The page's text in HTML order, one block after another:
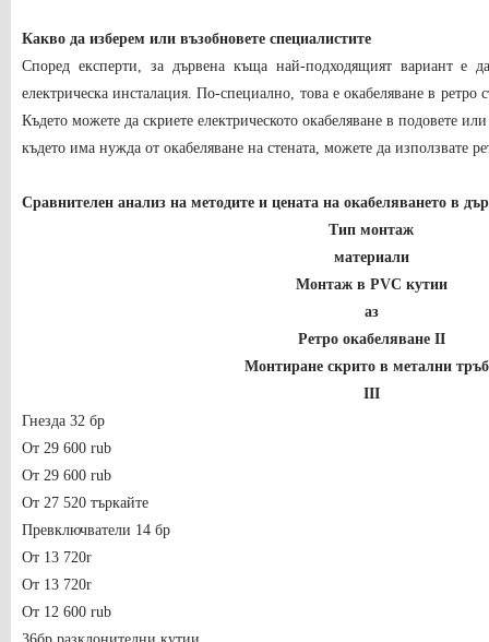
Какво да изберем или възобновете специалистите
Според експерти, за дървена къща най-подходящият вариант е
електрическа инсталация. По-специално, това е окабеляване в ретро
Където можете да скриете електрическото окабеляване в подовете
където има нужда от окабеляване на стената, можете да използвате
Сравнителен анализ на методите и цената на окабеляването в
Тип монтаж
материали
Монтаж в PVC кутии
аз
Ретро окабеляване II
Монтиране скрито в метални
III
Гнезда 32 бр
От 29 600 rub
От 29 600 rub
От 27 520 търкайте
Превключватели 14 бр
От 13 720r
От 13 720r
От 12 600 rub